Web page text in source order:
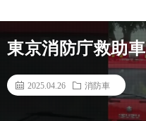
東京消防庁救助
2025.04.26 消防車